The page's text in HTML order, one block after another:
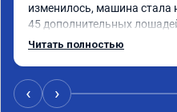
изменилось, машина стала
45 дополнительных
чувствуется и
12-12.5. Коробка
наборе скорости. Педаль
Читать полностью
‹ ›